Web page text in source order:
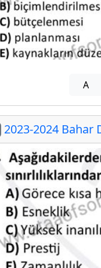
A
2023-2024 Bahar